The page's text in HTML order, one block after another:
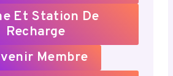
Et Station De
Recharge
Membre